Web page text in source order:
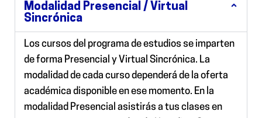
Modalidad Presencial / Virtual
Sincrónica
Los cursos del programa de estudios se imparten
de forma Presencial y Virtual Sincrónica. La
modalidad de cada curso dependerá de la oferta
académica disponible en ese momento. En la
modalidad Presencial asistirás a tus clases en